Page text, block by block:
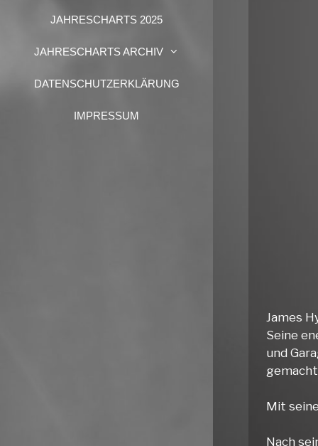
JAHRESCHARTS 2025
JAHRESCHARTS ARCHIV
DATENSCHUTZERKLÄRUNG
IMPRESSUM
James
Seine
und
Mit
Nach